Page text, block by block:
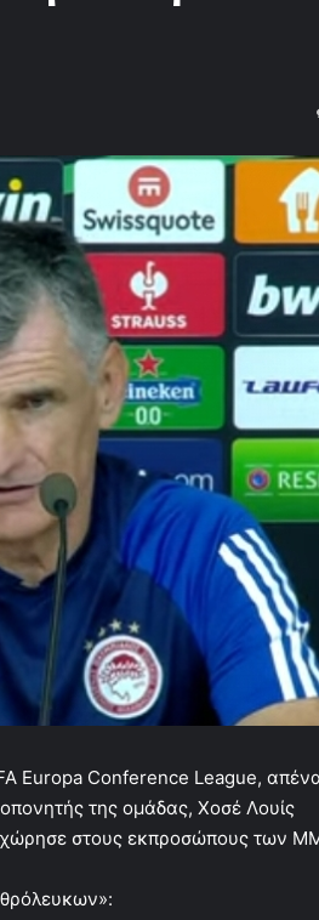
Europa Conference League,
της ομάδας, Χοσέ Λουίς
στους εκπροσώπους των